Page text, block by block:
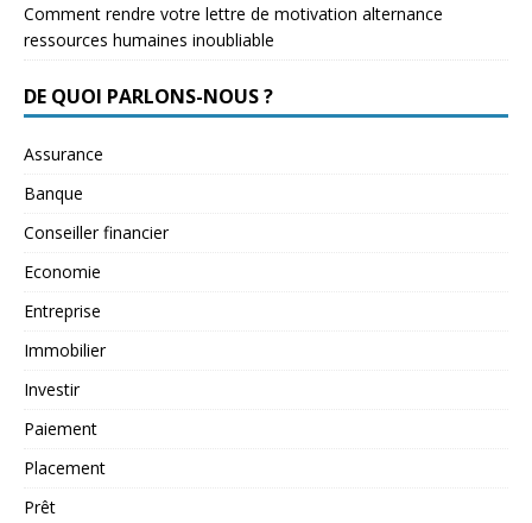
Comment rendre votre lettre de motivation alternance
ressources humaines inoubliable
DE QUOI PARLONS-NOUS ?
Assurance
Banque
Conseiller financier
Economie
Entreprise
Immobilier
Investir
Paiement
Placement
Prêt